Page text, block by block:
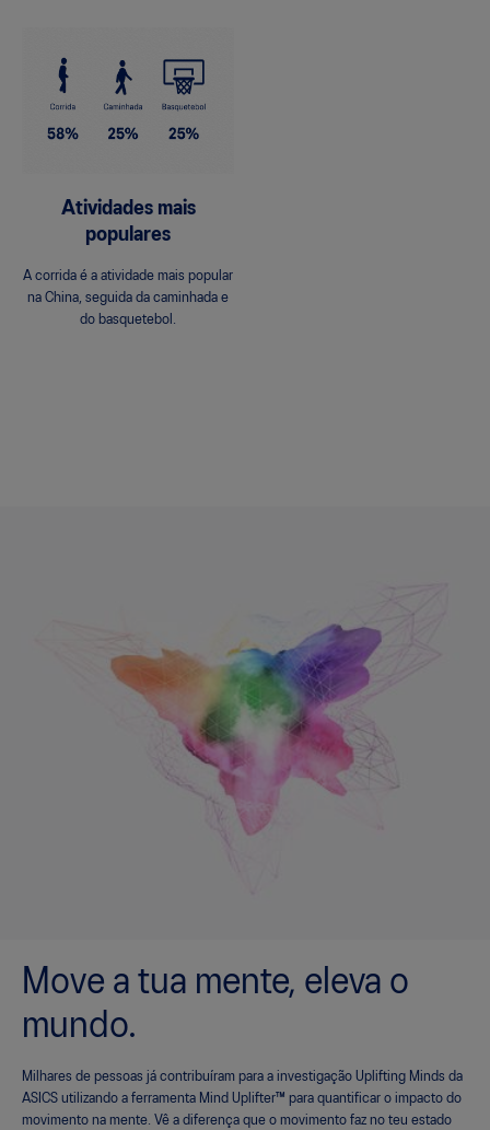
Atividades mais
populares
A corrida é a atividade mais popular
na China, seguida da caminhada e
do basquetebol.
Move a tua mente, eleva o
mundo.
Milhares de pessoas já contribuíram para a investigação Uplifting Minds da
ASICS utilizando a ferramenta Mind Uplifter™ para quantificar o impacto do
movimento na mente. Vê a diferença que o movimento faz no teu estado